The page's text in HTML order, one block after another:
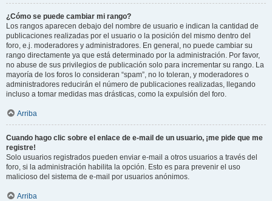
¿Cómo se puede cambiar mi rango?
Los rangos aparecen debajo del nombre de usuario e indican la cantidad de
publicaciones realizadas por el usuario o la posición del mismo dentro del
foro, e.j. moderadores y administradores. En general, no puede cambiar su
rango directamente ya que está determinado por la administración. Por favor,
no abuse de sus privilegios de publicación solo para incrementar su rango. La
mayoría de los foros lo consideran “spam”, no lo toleran, y moderadores o
administradores reducirán el número de publicaciones realizadas, llegando
incluso a tomar medidas mas drásticas, como la expulsión del foro.
Arriba
Cuando hago clic sobre el enlace de e-mail de un usuario, ¡me pide que me
registre!
Solo usuarios registrados pueden enviar e-mail a otros usuarios a través del
foro, si la administración habilita la opción. Esto es para prevenir el uso
malicioso del sistema de e-mail por usuarios anónimos.
Arriba